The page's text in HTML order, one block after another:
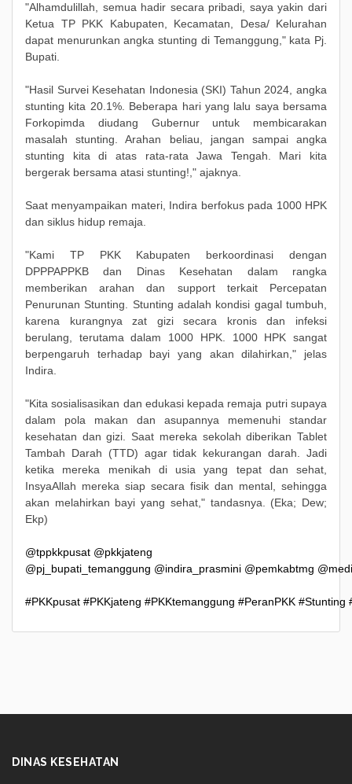
"Alhamdulillah, semua hadir secara pribadi, saya yakin dari
Ketua TP PKK Kabupaten, Kecamatan, Desa/ Kelurahan
dapat menurunkan angka stunting di Temanggung," kata Pj.
Bupati.
"Hasil Survei Kesehatan Indonesia (SKI) Tahun 2024, angka
stunting kita 20.1%. Beberapa hari yang lalu saya bersama
Forkopimda diudang Gubernur untuk membicarakan
masalah stunting. Arahan beliau, jangan sampai angka
stunting kita di atas rata-rata Jawa Tengah. Mari kita
bergerak bersama atasi stunting!," ajaknya.
Saat menyampaikan materi, Indira berfokus pada 1000 HPK
dan siklus hidup remaja.
"Kami TP PKK Kabupaten berkoordinasi dengan
DPPPAPPKB dan Dinas Kesehatan dalam rangka
memberikan arahan dan support terkait Percepatan
Penurunan Stunting. Stunting adalah kondisi gagal tumbuh,
karena kurangnya zat gizi secara kronis dan infeksi
berulang, terutama dalam 1000 HPK. 1000 HPK sangat
berpengaruh terhadap bayi yang akan dilahirkan," jelas
Indira.
"Kita sosialisasikan dan edukasi kepada remaja putri supaya
dalam pola makan dan asupannya memenuhi standar
kesehatan dan gizi. Saat mereka sekolah diberikan Tablet
Tambah Darah (TTD) agar tidak kekurangan darah. Jadi
ketika mereka menikah di usia yang tepat dan sehat,
InsyaAllah mereka siap secara fisik dan mental, sehingga
akan melahirkan bayi yang sehat," tandasnya. (Eka; Dew;
Ekp)
@tppkkpusat @pkkjateng
@pj_bupati_temanggung @indira_prasmini @pemkabtmg
#PKKpusat #PKKjateng #PKKtemanggung #PeranPKK #Stunting
DINAS KESEHATAN